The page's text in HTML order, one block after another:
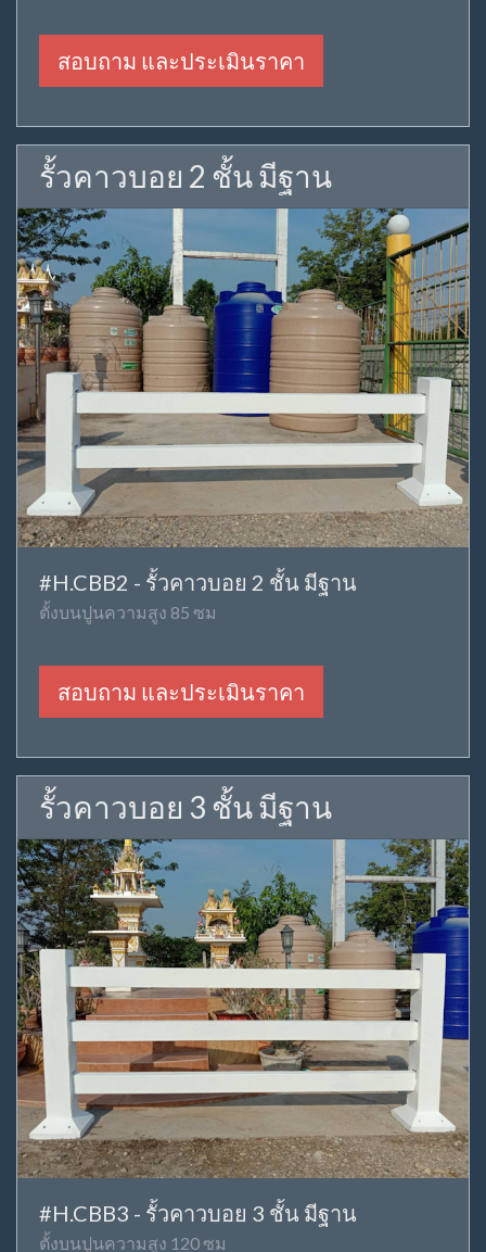
สอบถาม และประเมินราคา
รั้วคาวบอย 2 ชั้น มีฐาน
#H.CBB2 - รั้วคาวบอย 2 ชั้น มีฐาน
ตั้งบนปูนความสูง 85 ซม
สอบถาม และประเมินราคา
รั้วคาวบอย 3 ชั้น มีฐาน
#H.CBB3 - รั้วคาวบอย 3 ชั้น มีฐาน
ตั้งบนปูนความสูง 120 ซม